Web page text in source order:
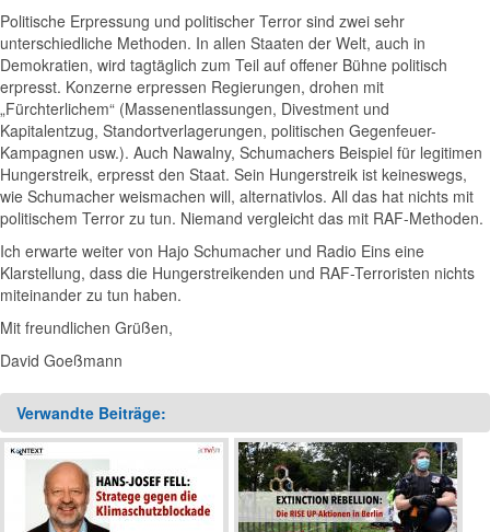
Politische Erpressung und politischer Terror sind zwei sehr
unterschiedliche Methoden. In allen Staaten der Welt, auch in
Demokratien, wird tagtäglich zum Teil auf offener Bühne politisch
erpresst. Konzerne erpressen Regierungen, drohen mit
„Fürchterlichem“ (Massenentlassungen, Divestment und
Kapitalentzug, Standortverlagerungen, politischen Gegenfeuer-
Kampagnen usw.). Auch Nawalny, Schumachers Beispiel für legitimen
Hungerstreik, erpresst den Staat. Sein Hungerstreik ist keineswegs,
wie Schumacher weismachen will, alternativlos. All das hat nichts mit
politischem Terror zu tun. Niemand vergleicht das mit RAF-Methoden.
Ich erwarte weiter von Hajo Schumacher und Radio Eins eine
Klarstellung, dass die Hungerstreikenden und RAF-Terroristen nichts
miteinander zu tun haben.
Mit freundlichen Grüßen,
David Goeßmann
Verwandte Beiträge: